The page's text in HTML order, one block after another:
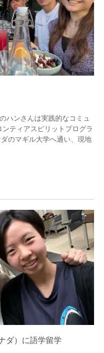
ハンさんは実践的なコミュ
ティアスピリットプログラ
のマギル大学へ通い、現地
ダ）に語学留学